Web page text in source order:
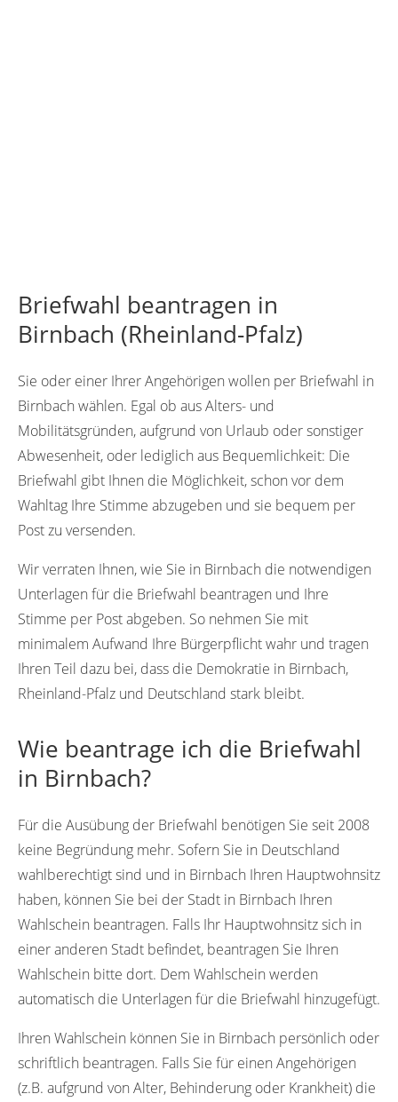
Briefwahl beantragen in
Birnbach (Rheinland-Pfalz)
Sie oder einer Ihrer Angehörigen wollen per Briefwahl in
Birnbach wählen. Egal ob aus Alters- und
Mobilitätsgründen, aufgrund von Urlaub oder sonstiger
Abwesenheit, oder lediglich aus Bequemlichkeit: Die
Briefwahl gibt Ihnen die Möglichkeit, schon vor dem
Wahltag Ihre Stimme abzugeben und sie bequem per
Post zu versenden.
Wir verraten Ihnen, wie Sie in Birnbach die notwendigen
Unterlagen für die Briefwahl beantragen und Ihre
Stimme per Post abgeben. So nehmen Sie mit
minimalem Aufwand Ihre Bürgerpflicht wahr und tragen
Ihren Teil dazu bei, dass die Demokratie in Birnbach,
Rheinland-Pfalz und Deutschland stark bleibt.
Wie beantrage ich die Briefwahl
in Birnbach?
Für die Ausübung der Briefwahl benötigen Sie seit 2008
keine Begründung mehr. Sofern Sie in Deutschland
wahlberechtigt sind und in Birnbach Ihren Hauptwohnsitz
haben, können Sie bei der Stadt in Birnbach Ihren
Wahlschein beantragen. Falls Ihr Hauptwohnsitz sich in
einer anderen Stadt befindet, beantragen Sie Ihren
Wahlschein bitte dort. Dem Wahlschein werden
automatisch die Unterlagen für die Briefwahl hinzugefügt.
Ihren Wahlschein können Sie in Birnbach persönlich oder
schriftlich beantragen. Falls Sie für einen Angehörigen
(z.B. aufgrund von Alter, Behinderung oder Krankheit) die